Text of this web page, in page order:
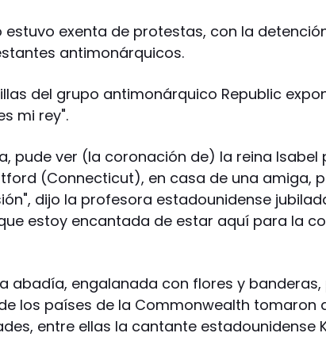
estuvo exenta de protestas, con la
antimonárquicos.
del grupo antimonárquico Republic
mi rey".
pude ver (la coronación de) la reina Isabel
(Connecticut), en casa de una amiga,
dijo la profesora estadounidense
estoy encantada de estar aquí para la
abadía, engalanada con flores y
los países de la Commonwealth tomaron
entre ellas la cantante estadounidense